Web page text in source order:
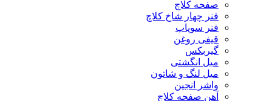
صفحه کلاچ
فنر چهار شاخ کلاچ
فنر سوپاپ
قیفی روغن
گیربکس
میل انگشتی
میل لنگ و شاتون
واشر انجین
آهن صفحه کلاچ